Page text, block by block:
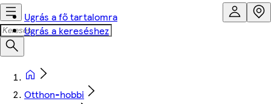
Ugrás a fő tartalomra
Ugrás a kereséshez
Otthon-hobbi